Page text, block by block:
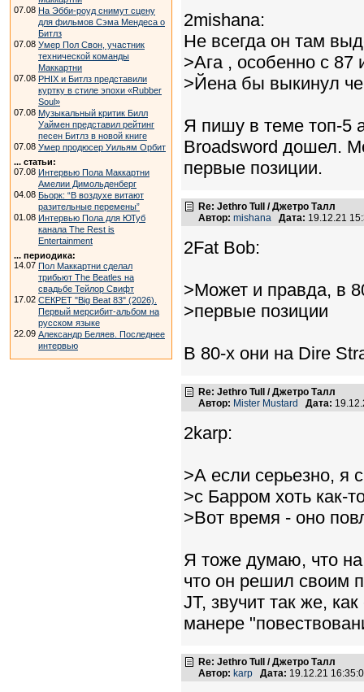
07.08 На Эбби-роуд снимут сцену
для фильмов Сэма Мендеса о
Битлз
07.08 Умер Пол Свон, участник
технической команды
Маккартни
07.08 PHIX и Битлз представили
куртку в стиле эпохи «Rubber
Soul»
07.08 Музыкальный критик Билл
Уаймен представил рейтинг
песен Битлз в новой книге
07.08 Умер продюсер Уильям Орбит
... статьи:
07.08 Интервью Пола Маккартни
Амелии Димольденберг
04.08 Бьорк: “В воздухе витают
разительные перемены”
01.08 Интервью Пола для ЮТуб
канала The Rest is
Entertainment
... периодика:
14.07 Пол Маккартни сделал
трибьют The Beatles на
свадьбе Тейлор Свифт
17.02 СЕКРЕТ "Big Beat 83" (2026).
Первый мерсибит-альбом на
русском языке
22.09 Александр Беляев. Последнее
интервью
2mishana:
Не всегда он там
>Ага , особенно с 87
>Йена бы выкинул
Я пишу в теме топ-5
Broadsword дошел.
первые позиции.
Re: Jethro Tull / Джетро Талл
Автор: mishana Дата: 19.12.21
2Fat Bob:
>Может и правда, в
>первые позиции
В 80-х они на Dire
Re: Jethro Tull / Джетро Талл
Автор: Mister Mustard Дата:
2karp:
>А если серьезно, я
>с Барром хоть как-
>Вот время - оно
Я тоже думаю, что
что он решил своим
JT, звучит так же,
манере
Re: Jethro Tull / Джетро Талл
Автор: karp Дата: 19.12.21